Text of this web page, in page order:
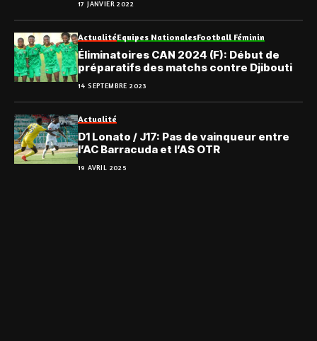
17 JANVIER 2022
ActualitéEquipes NationalesFootball Féminin
Éliminatoires CAN 2024 (F): Début de
préparatifs des matchs contre Djibouti
14 SEPTEMBRE 2023
Actualité
D1 Lonato / J17: Pas de vainqueur entre
l’AC Barracuda et l’AS OTR
19 AVRIL 2025